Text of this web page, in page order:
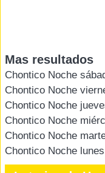
Mas resultados
Chontico Noche
Chontico Noche
Chontico Noche
Chontico Noche
Chontico Noche
Chontico Noche